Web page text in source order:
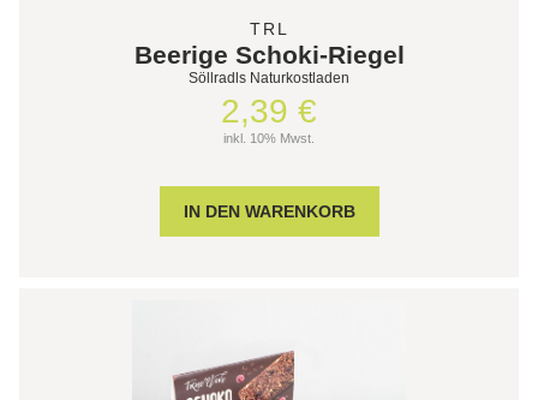
TRL
Beerige Schoki-Riegel
Söllradls Naturkostladen
2,39 €
inkl. 10% Mwst.